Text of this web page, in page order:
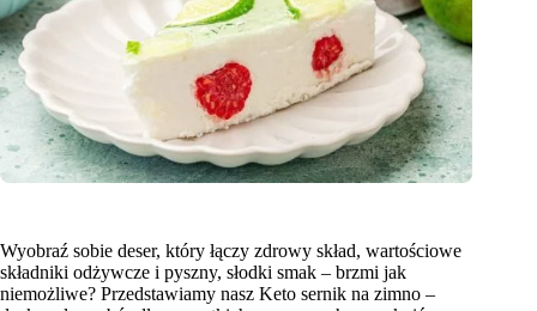
Wyobraź sobie deser, który łączy zdrowy skład, wartościowe
składniki odżywcze i pyszny, słodki smak – brzmi jak
niemożliwe? Przedstawiamy nasz Keto sernik na zimno –